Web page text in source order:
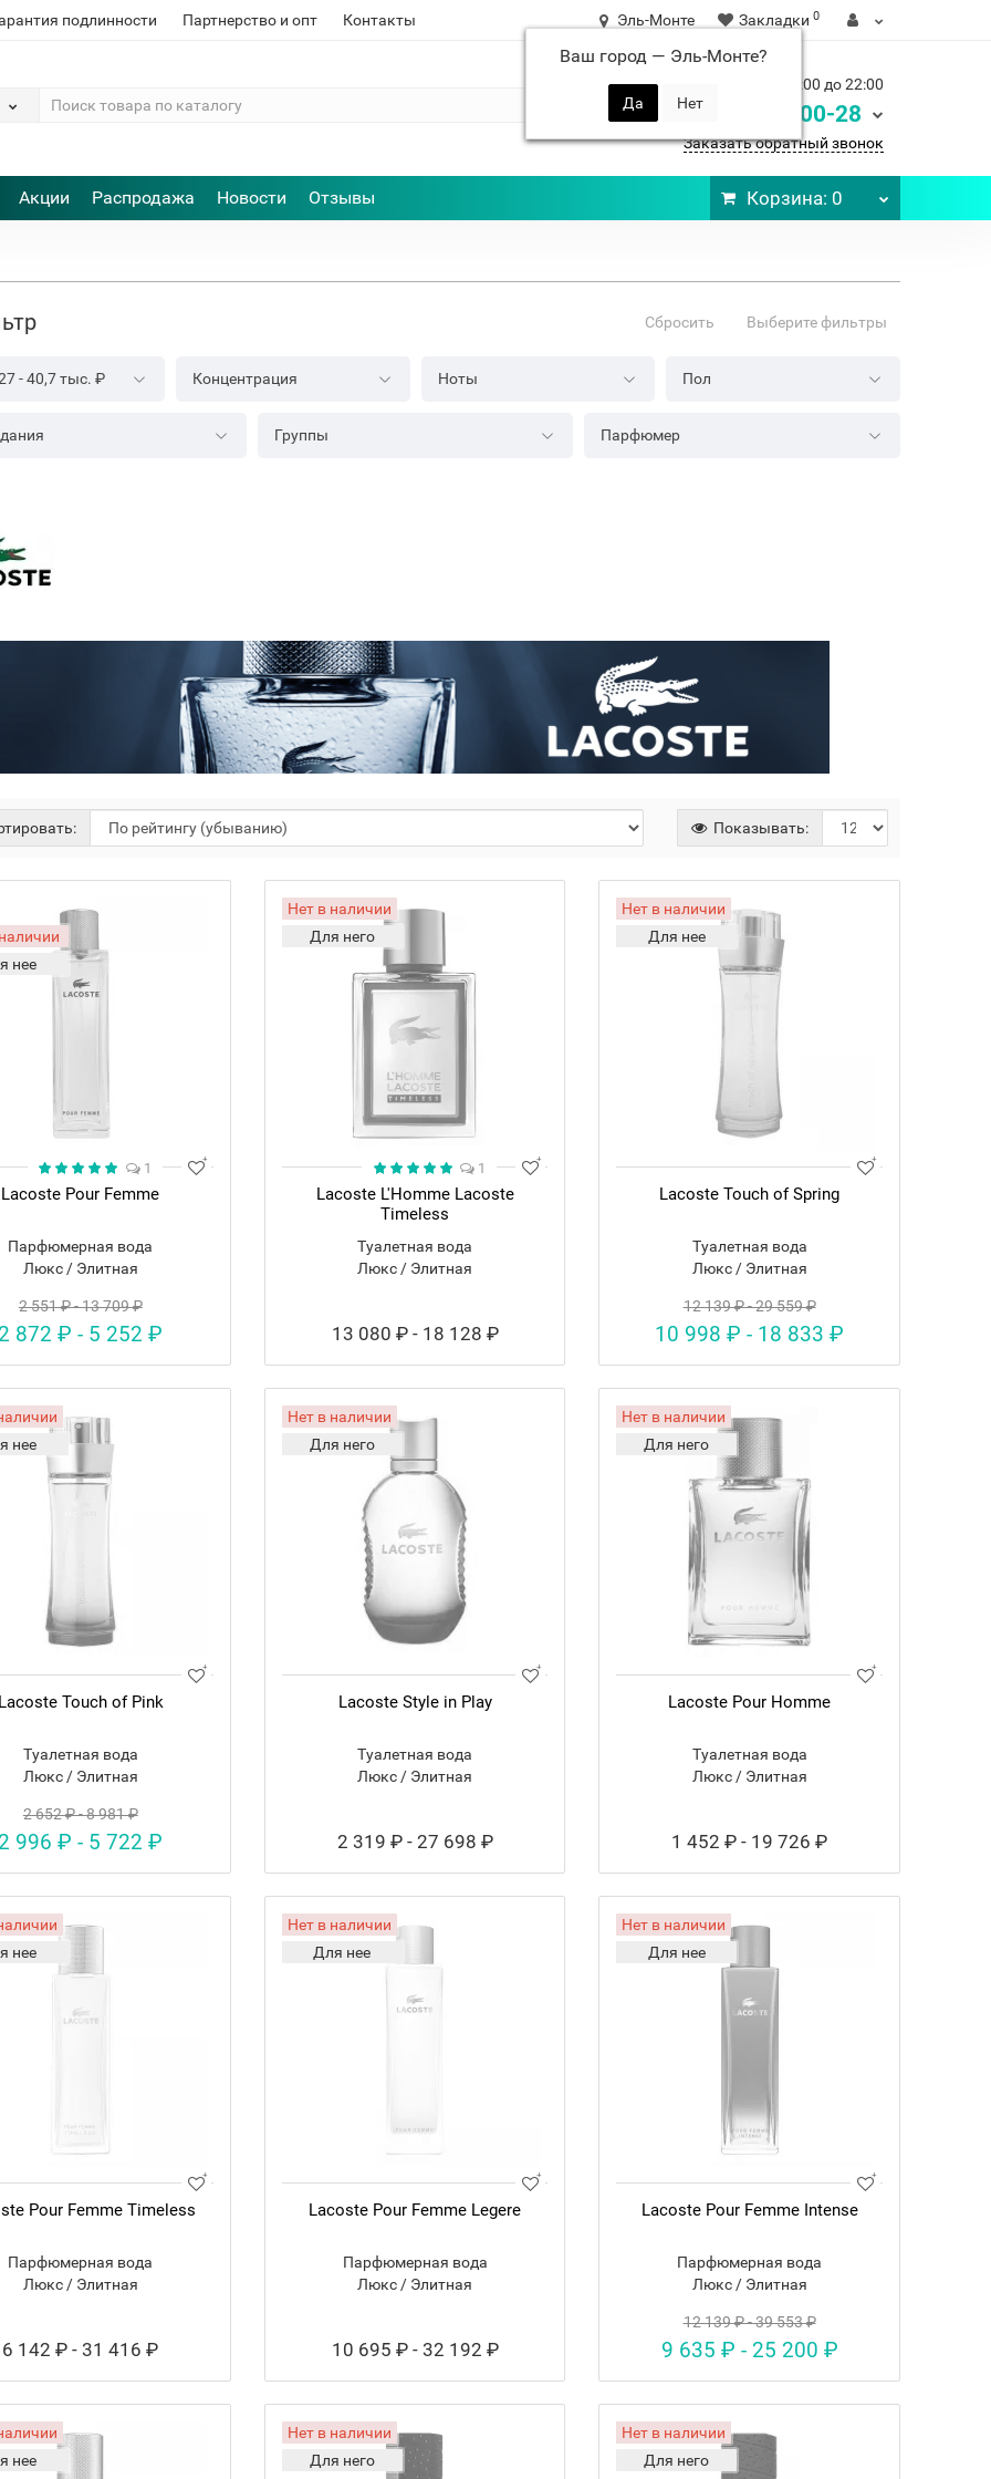
подлинности Партнерство и опт Контакты Эль-Монте
Ваш город — Эль-Монте?
Закладки 0
Ежедневно с 9:00 до 22:00
8 900 248-00-28
Заказать обратный звонок
Акции Распродажа Новости Отзывы Корзина: 0
Сбросить Выберите фильтры
-40,7 тыс. ₽ Концентрация Ноты Пол
Группы Парфюмер
Показывать:
нее
Lacoste Pour Femme
1
Парфюмерная вода
Люкс / Элитная
2 551 ₽ - 13 709 ₽
2 872 ₽ - 5 252 ₽
Нет в наличии
Для него
Lacoste L'Homme Lacoste
Timeless
1
Туалетная вода
Люкс / Элитная
13 080 ₽ - 18 128 ₽
Нет в наличии
Для нее
Lacoste Touch of Spring
Туалетная вода
Люкс / Элитная
12 139 ₽ - 29 559 ₽
10 998 ₽ - 18 833 ₽
нее
Lacoste Touch of Pink
Туалетная вода
Люкс / Элитная
2 652 ₽ - 8 981 ₽
2 996 ₽ - 5 722 ₽
Нет в наличии
Для него
Lacoste Style in Play
Туалетная вода
Люкс / Элитная
2 319 ₽ - 27 698 ₽
Нет в наличии
Для него
Lacoste Pour Homme
Туалетная вода
Люкс / Элитная
1 452 ₽ - 19 726 ₽
нее
Pour Femme Timeless
Парфюмерная вода
Люкс / Элитная
6 142 ₽ - 31 416 ₽
Нет в наличии
Для нее
Lacoste Pour Femme Legere
Парфюмерная вода
Люкс / Элитная
10 695 ₽ - 32 192 ₽
Нет в наличии
Для нее
Lacoste Pour Femme Intense
Парфюмерная вода
Люкс / Элитная
12 139 ₽ - 39 553 ₽
9 635 ₽ - 25 200 ₽
нее
Нет в наличии
Для него
Нет в наличии
Для него